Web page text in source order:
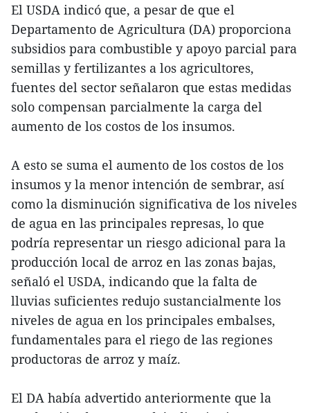
El USDA indicó que, a pesar de que el
Departamento de Agricultura (DA) proporciona
subsidios para combustible y apoyo parcial para
semillas y fertilizantes a los agricultores,
fuentes del sector señalaron que estas medidas
solo compensan parcialmente la carga del
aumento de los costos de los insumos.
A esto se suma el aumento de los costos de los
insumos y la menor intención de sembrar, así
como la disminución significativa de los niveles
de agua en las principales represas, lo que
podría representar un riesgo adicional para la
producción local de arroz en las zonas bajas,
señaló el USDA, indicando que la falta de
lluvias suficientes redujo sustancialmente los
niveles de agua en los principales embalses,
fundamentales para el riego de las regiones
productoras de arroz y maíz.
El DA había advertido anteriormente que la